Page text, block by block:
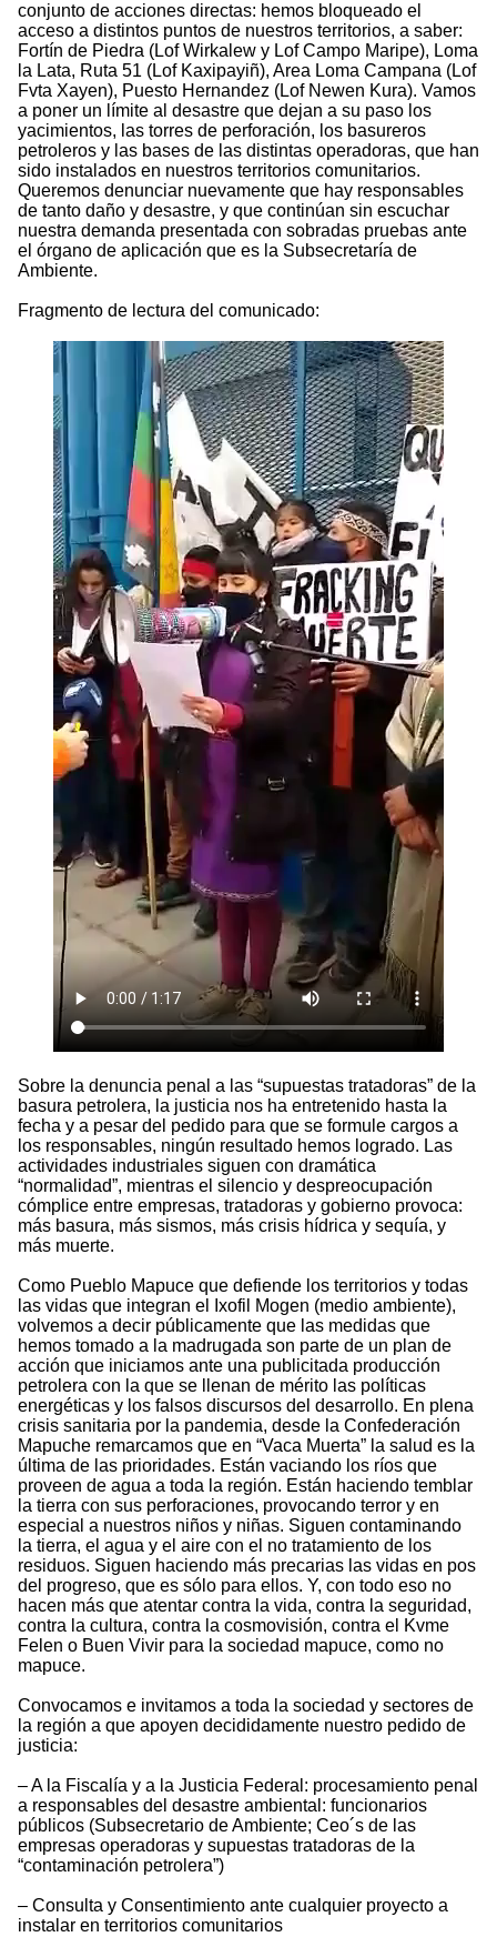
conjunto de acciones directas: hemos bloqueado el
acceso a distintos puntos de nuestros territorios, a saber:
Fortín de Piedra (Lof Wirkalew y Lof Campo Maripe), Loma
la Lata, Ruta 51 (Lof Kaxipayiñ), Area Loma Campana (Lof
Fvta Xayen), Puesto Hernandez (Lof Newen Kura). Vamos
a poner un límite al desastre que dejan a su paso los
yacimientos, las torres de perforación, los basureros
petroleros y las bases de las distintas operadoras, que han
sido instalados en nuestros territorios comunitarios.
Queremos denunciar nuevamente que hay responsables
de tanto daño y desastre, y que continúan sin escuchar
nuestra demanda presentada con sobradas pruebas ante
el órgano de aplicación que es la Subsecretaría de
Ambiente.
Fragmento de lectura del comunicado:
Sobre la denuncia penal a las “supuestas tratadoras” de la
basura petrolera, la justicia nos ha entretenido hasta la
fecha y a pesar del pedido para que se formule cargos a
los responsables, ningún resultado hemos logrado. Las
actividades industriales siguen con dramática
“normalidad”, mientras el silencio y despreocupación
cómplice entre empresas, tratadoras y gobierno provoca:
más basura, más sismos, más crisis hídrica y sequía, y
más muerte.
Como Pueblo Mapuce que defiende los territorios y todas
las vidas que integran el Ixofil Mogen (medio ambiente),
volvemos a decir públicamente que las medidas que
hemos tomado a la madrugada son parte de un plan de
acción que iniciamos ante una publicitada producción
petrolera con la que se llenan de mérito las políticas
energéticas y los falsos discursos del desarrollo. En plena
crisis sanitaria por la pandemia, desde la Confederación
Mapuche remarcamos que en “Vaca Muerta” la salud es la
última de las prioridades. Están vaciando los ríos que
proveen de agua a toda la región. Están haciendo temblar
la tierra con sus perforaciones, provocando terror y en
especial a nuestros niños y niñas. Siguen contaminando
la tierra, el agua y el aire con el no tratamiento de los
residuos. Siguen haciendo más precarias las vidas en pos
del progreso, que es sólo para ellos. Y, con todo eso no
hacen más que atentar contra la vida, contra la seguridad,
contra la cultura, contra la cosmovisión, contra el Kvme
Felen o Buen Vivir para la sociedad mapuce, como no
mapuce.
Convocamos e invitamos a toda la sociedad y sectores de
la región a que apoyen decididamente nuestro pedido de
justicia:
– A la Fiscalía y a la Justicia Federal: procesamiento penal
a responsables del desastre ambiental: funcionarios
públicos (Subsecretario de Ambiente; Ceo´s de las
empresas operadoras y supuestas tratadoras de la
“contaminación petrolera”)
– Consulta y Consentimiento ante cualquier proyecto a
instalar en territorios comunitarios